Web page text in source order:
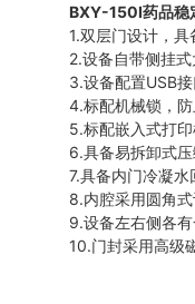
BXY-150I药品稳
1.双层门设计，
2.设备自带侧挂
3.设备配置USB
4.标配机械锁，防
5.标配嵌入式打印
6.具备易拆卸式
7.具备内门冷凝水
8.内腔采用圆角式
9.设备左右侧各
10.门封采用高级